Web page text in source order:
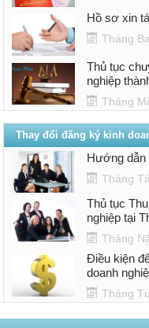
Hồ sơ xin
Tháng
Thủ tục
nghiệp
Tháng
Thay đổi đăng ký kinh
Hướng dẫn
Tháng
Thủ tục
nghiệp tại
Tháng
Điều kiện
doanh
Tháng